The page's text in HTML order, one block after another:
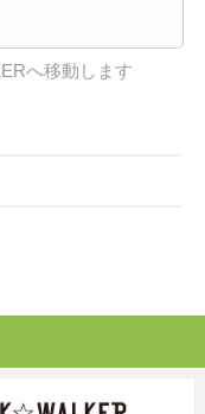
へ移動します